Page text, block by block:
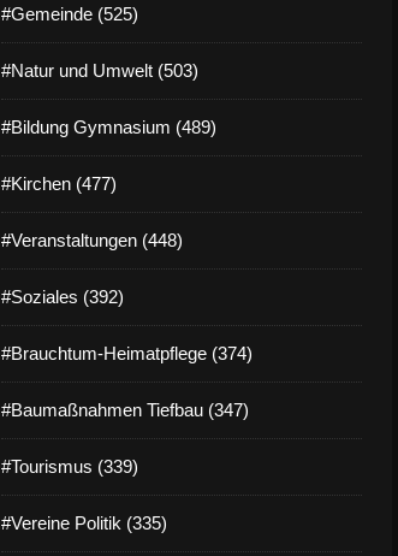
#Gemeinde (525)
#Natur und Umwelt (503)
#Bildung Gymnasium (489)
#Kirchen (477)
#Veranstaltungen (448)
#Soziales (392)
#Brauchtum-Heimatpflege (374)
#Baumaßnahmen Tiefbau (347)
#Tourismus (339)
#Vereine Politik (335)